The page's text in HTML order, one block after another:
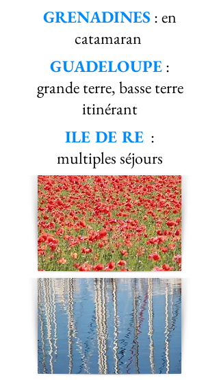
GRENADINES : en
catamaran
GUADELOUPE:
grande terre, basse terre
itinérant
ILE DE RE :
multiples séjours